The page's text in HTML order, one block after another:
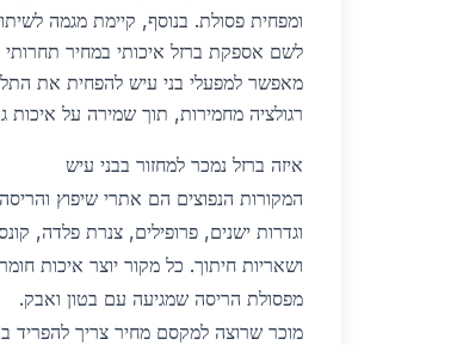
ומפחית פסולת. בנוסף, קיימת מגמה
לשם אספקת ברזל איכותי במחיר תחרותי
מאפשר למפעלי בני עיש להפחית את
רגולציה מחמירות, תוך שמירה על איכות
איזה ברזל נמכר למחזור בבני עיש
המקורות הנפוצים הם אתרי שיפוץ
וגדרות ישנים, פרופילים, צנרת פלדה,
ושאריות חיתוך. כל מקור יוצר איכות
מפסולת הריסה שמגיעה עם בטון ואבק.
מוכר שרוצה למקסם מחיר צריך להפריד